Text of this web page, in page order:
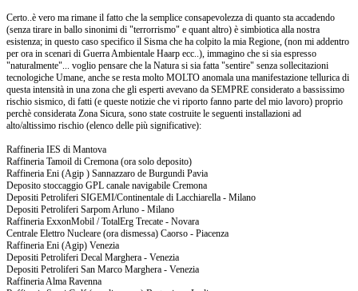
Certo..è vero ma rimane il fatto che la semplice consapevolezza di quanto sta accadendo
(senza tirare in ballo sinonimi di "terrorrismo" e quant altro) è simbiotica alla nostra
esistenza; in questo caso specifico il Sisma che ha colpito la mia Regione, (non mi addentro
per ora in scenari di Guerra Ambientale Haarp ecc..), immagino che si sia espresso
"naturalmente"... voglio pensare che la Natura si sia fatta "sentire" senza sollecitazioni
tecnologiche Umane, anche se resta molto MOLTO anomala una manifestazione tellurica di
questa intensità in una zona che gli esperti avevano da SEMPRE considerato a bassissimo
rischio sismico, di fatti (e queste notizie che vi riporto fanno parte del mio lavoro) proprio
perchè considerata Zona Sicura, sono state costruite le seguenti installazioni ad
alto/altissimo rischio (elenco delle più significative):
Raffineria IES di Mantova
Raffineria Tamoil di Cremona (ora solo deposito)
Raffineria Eni (Agip ) Sannazzaro de Burgundi Pavia
Deposito stoccaggio GPL canale navigabile Cremona
Depositi Petroliferi SIGEMI/Continentale di Lacchiarella - Milano
Depositi Petroliferi Sarpom Arluno - Milano
Raffineria ExxonMobil / TotalErg Trecate - Novara
Centrale Elettro Nucleare (ora dismessa) Caorso - Piacenza
Raffineria Eni (Agip) Venezia
Depositi Petroliferi Decal Marghera - Venezia
Depositi Petroliferi San Marco Marghera - Venezia
Raffineria Alma Ravenna